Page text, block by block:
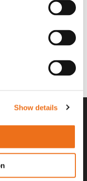
Show details
till i varukorg
teeth 8t/6k 0Gr/8 R6/14